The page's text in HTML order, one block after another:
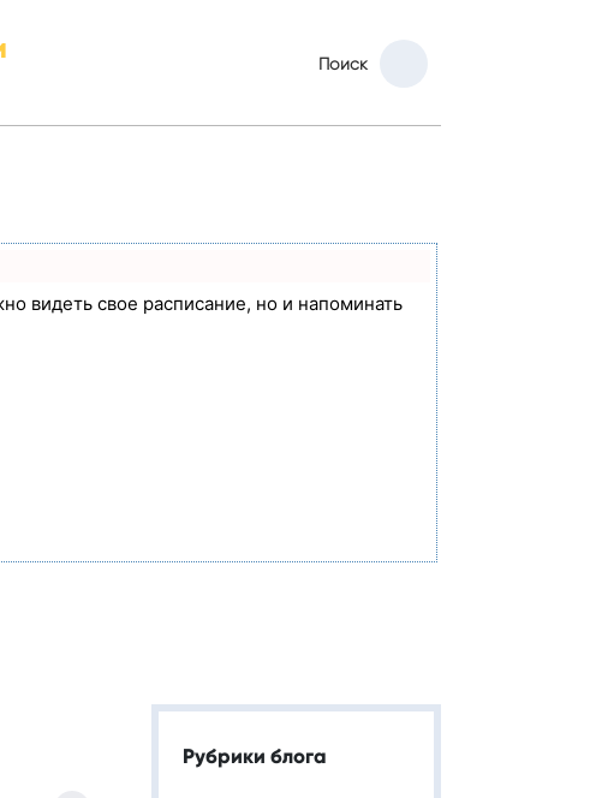
Поиск
видеть свое расписание, но и напоминать
Рубрики блога